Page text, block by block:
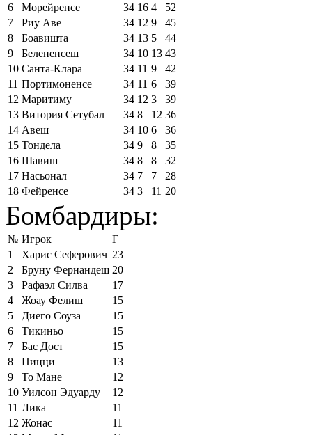
6
Морейренсе 34 16 4
52
7
Риу Аве 34 12 9
45
8
Боавишта 34 13 5
44
9
Белененсеш 34 10 13 43
10 Санта-Клара 34 11 9
42
11 Портимоненсе 34 11 6
39
12 Маритиму 34 12 3
39
13 Витория Сетубал 34 8 12 36
14 Авеш 34 10 6
36
15 Тондела 34 9 8
35
16 Шавиш 34 8 8
32
17 Насьонал 34 7 7
28
18 Фейренсе 34 3 11 20
Бомбардиры:
№ Игрок
Г
1
Харис Сеферович 23
2
Бруну Фернандеш 20
3
Рафаэл Силва
17
4
Жоау Фелиш
15
5
Диего Соуза
15
6
Тикиньо
15
7
Бас Дост
15
8
Пицци
13
9
То Мане
12
10 Уилсон Эдуарду
12
11 Лика
11
12 Жонас
11